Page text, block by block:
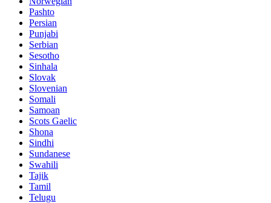
Pashto
Persian
Punjabi
Serbian
Sesotho
Sinhala
Slovak
Slovenian
Somali
Samoan
Scots Gaelic
Shona
Sindhi
Sundanese
Swahili
Tajik
Tamil
Telugu